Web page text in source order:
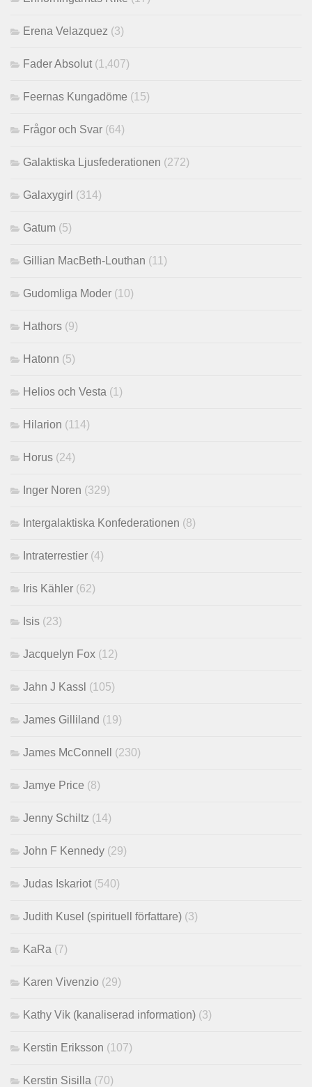
Erena Velazquez (3)
Fader Absolut (1,407)
Feernas Kungadöme (15)
Frågor och Svar (64)
Galaktiska Ljusfederationen (272)
Galaxygirl (314)
Gatum (5)
Gillian MacBeth-Louthan (11)
Gudomliga Moder (10)
Hathors (9)
Hatonn (5)
Helios och Vesta (1)
Hilarion (114)
Horus (24)
Inger Noren (329)
Intergalaktiska Konfederationen (8)
Intraterrestier (4)
Iris Kähler (62)
Isis (23)
Jacquelyn Fox (12)
Jahn J Kassl (105)
James Gilliland (19)
James McConnell (230)
Jamye Price (8)
Jenny Schiltz (14)
John F Kennedy (29)
Judas Iskariot (540)
Judith Kusel (spirituell författare) (3)
KaRa (7)
Karen Vivenzio (29)
Kathy Vik (kanaliserad information) (3)
Kerstin Eriksson (107)
Kerstin Sisilla (70)